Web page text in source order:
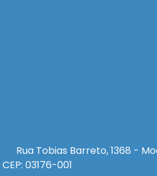
Rua Tobias Barreto, 1368 -
CEP: 03176-001